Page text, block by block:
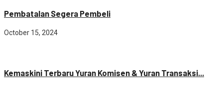
Pembatalan Segera Pembeli
October 15, 2024
Kemaskini Terbaru Yuran Komisen & Yuran Transaksi...